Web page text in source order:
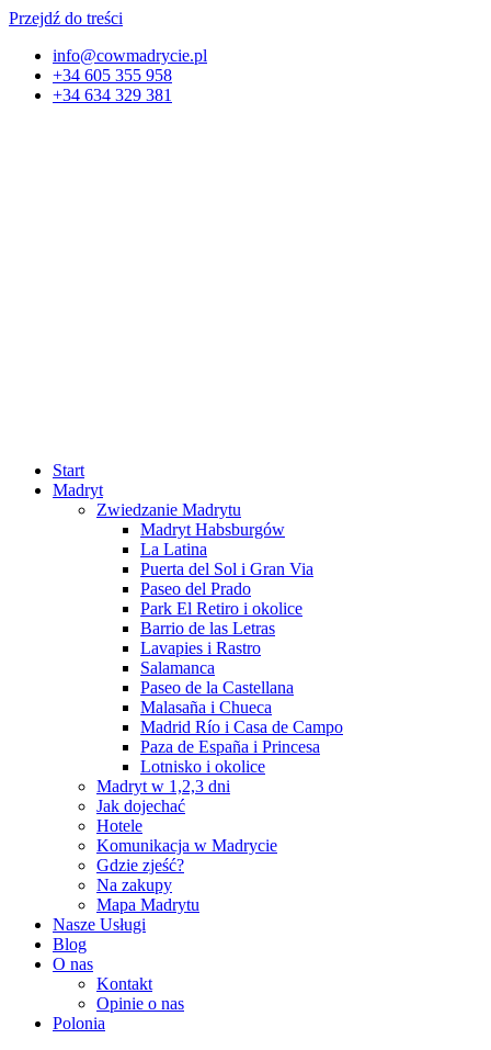
Przejdź do treści
info@cowmadrycie.pl
+34 605 355 958
+34 634 329 381​
Start
Madryt
Zwiedzanie Madrytu
Madryt Habsburgów
La Latina
Puerta del Sol i Gran Via
Paseo del Prado
Park El Retiro i okolice
Barrio de las Letras
Lavapies i Rastro
Salamanca
Paseo de la Castellana
Malasaña i Chueca
Madrid Río i Casa de Campo
Paza de España i Princesa
Lotnisko i okolice
Madryt w 1,2,3 dni
Jak dojechać
Hotele
Komunikacja w Madrycie
Gdzie zjeść?
Na zakupy
Mapa Madrytu
Nasze Usługi
Blog
O nas
Kontakt
Opinie o nas
Polonia